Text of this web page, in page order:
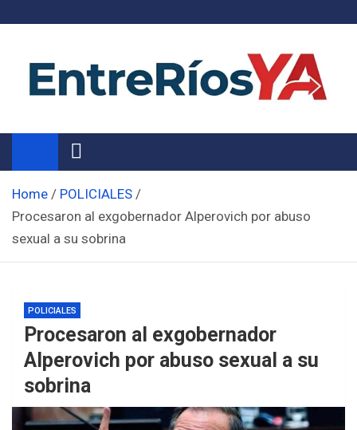
Noticias de Entre Ríos
Información de toda la provincia ahora
Home
POLICIALES
Procesaron al exgobernador Alperovich por abuso
sexual a su sobrina
POLICIALES
Procesaron al exgobernador
Alperovich por abuso sexual a su
sobrina